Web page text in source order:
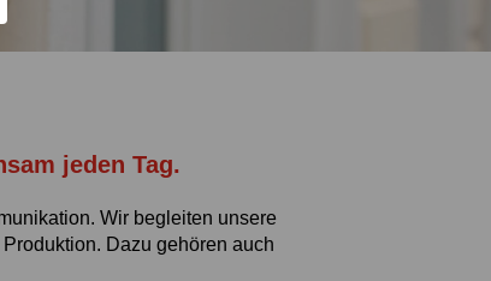
jeden Tag.
Wir begleiten unsere
Dazu gehören auch